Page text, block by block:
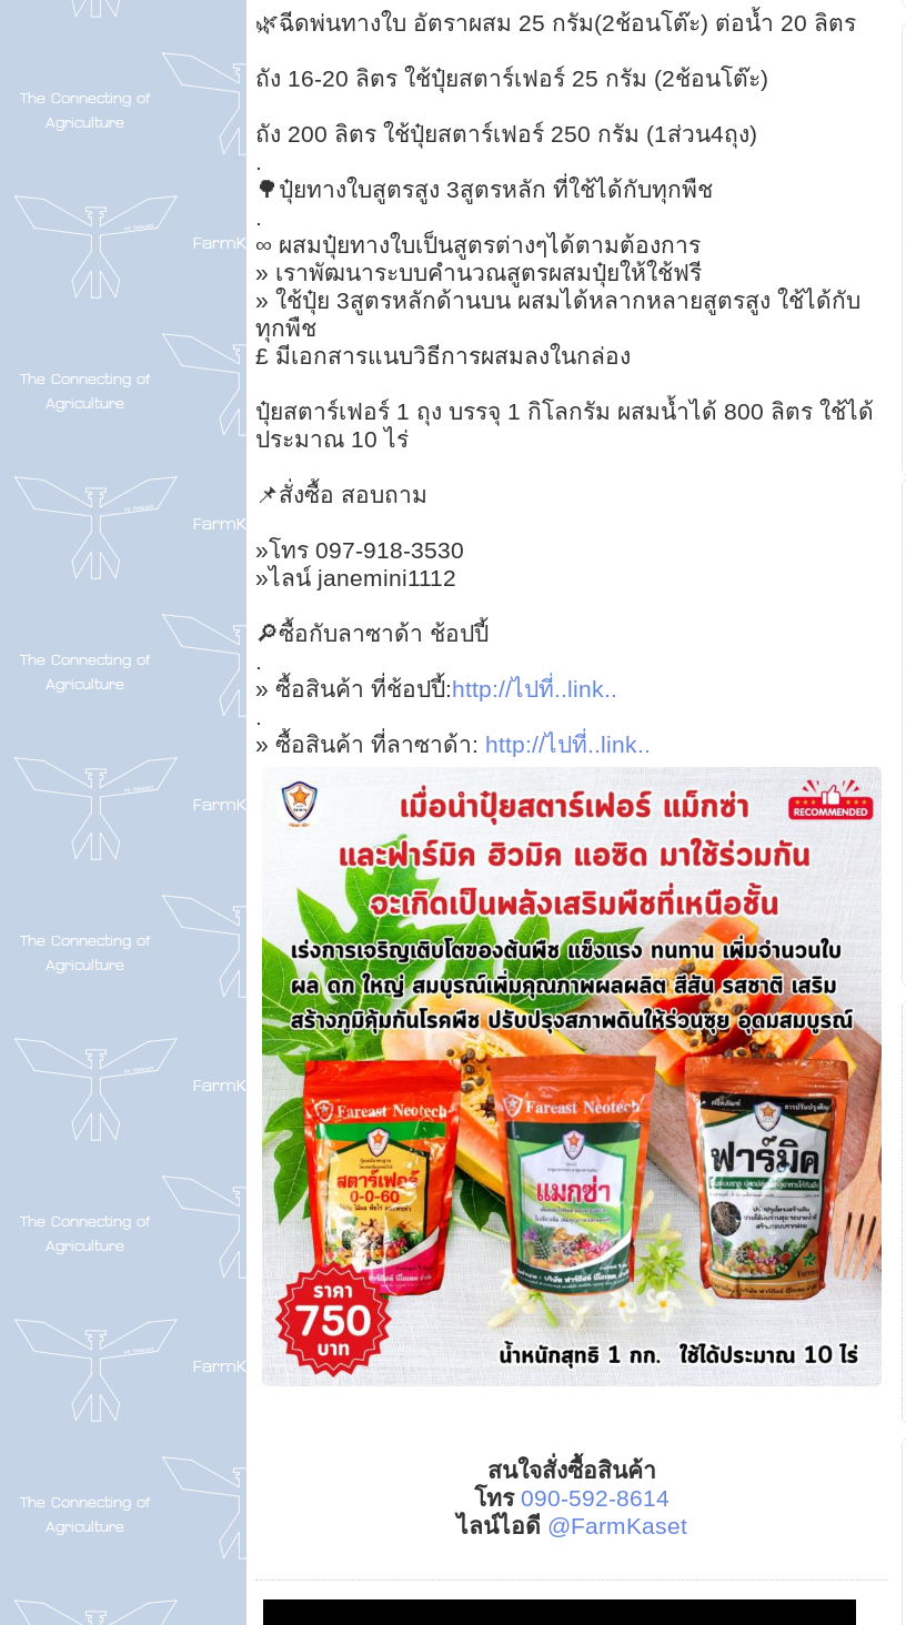
🌿ฉีดพ่นทางใบ อัตราผสม 25 กรัม(2ช้อนโต๊ะ) ต่อน้ำ 20 ลิตร
ถัง 16-20 ลิตร ใช้ปุ๋ยสตาร์เฟอร์ 25 กรัม (2ช้อนโต๊ะ)
ถัง 200 ลิตร ใช้ปุ๋ยสตาร์เฟอร์ 250 กรัม (1ส่วน4ถุง)
.
🌳ปุ๋ยทางใบสูตรสูง 3สูตรหลัก ที่ใช้ได้กับทุกพืช
.
∞ ผสมปุ๋ยทางใบเป็นสูตรต่างๆได้ตามต้องการ
» เราพัฒนาระบบคำนวณสูตรผสมปุ๋ยให้ใช้ฟรี
» ใช้ปุ๋ย 3สูตรหลักด้านบน ผสมได้หลากหลายสูตรสูง ใช้ได้กับ
ทุกพืช
£ มีเอกสารแนบวิธีการผสมลงในกล่อง
ปุ๋ยสตาร์เฟอร์ 1 ถุง บรรจุ 1 กิโลกรัม ผสมน้ำได้ 800 ลิตร ใช้ได้
ประมาณ 10 ไร่
📌สั่งซื้อ สอบถาม
»โทร 097-918-3530
»ไลน์ janemini1112
🔎ซื้อกับลาซาด้า ช้อปปี้
.
» ซื้อสินค้า ที่ช้อปปี้:http://ไปที่..link..
.
» ซื้อสินค้า ที่ลาซาด้า: http://ไปที่..link..
สนใจสั่งซื้อสินค้า
โทร 090-592-8614
ไลน์ไอดี @FarmKaset